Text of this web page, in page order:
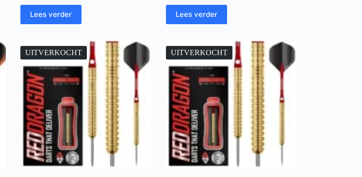
Lees verder Lees verder
UITVERKOCHT UITVERKOCHT